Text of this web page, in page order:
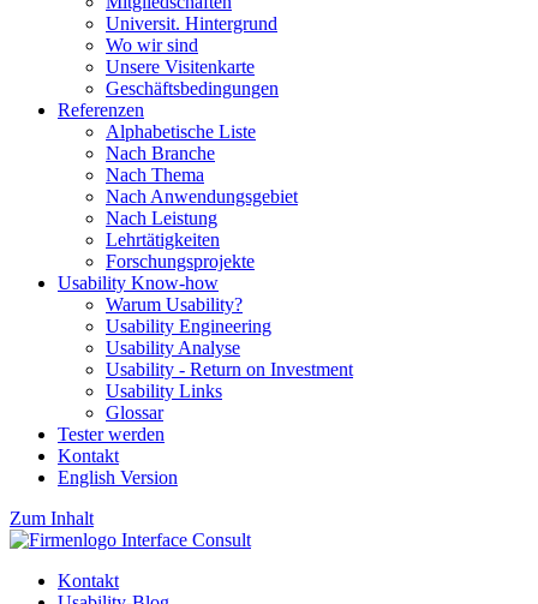
Universit. Hintergrund
Wo wir sind
Unsere Visitenkarte
Geschäftsbedingungen
Referenzen
Alphabetische Liste
Nach Branche
Nach Thema
Nach Anwendungsgebiet
Nach Leistung
Lehrtätigkeiten
Forschungsprojekte
Usability Know-how
Warum Usability?
Usability Engineering
Usability Analyse
Usability - Return on Investment
Usability Links
Glossar
Tester werden
Kontakt
English Version
Zum Inhalt
Kontakt